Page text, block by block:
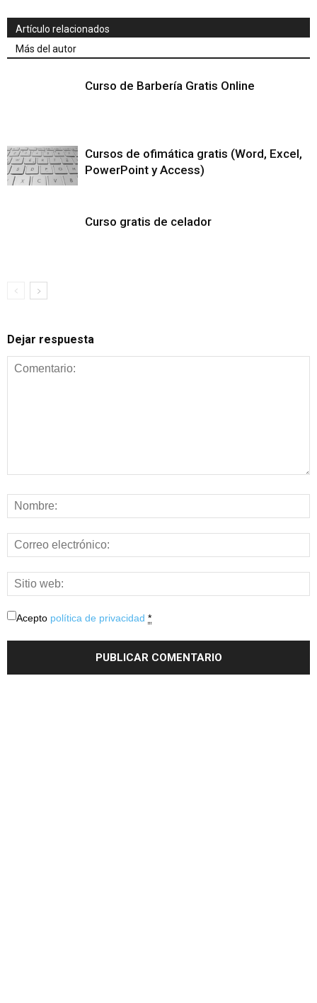
Artículo relacionados
Más del autor
Curso de Barbería Gratis Online
Cursos de ofimática gratis (Word, Excel,
PowerPoint y Access)
Curso gratis de celador
Dejar respuesta
Acepto política de privacidad *